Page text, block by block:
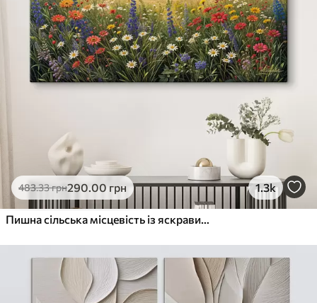
483.33грн290.00 грн 1.3k
Пишна сільська місцевість із яскравим лугом диких квітів, наповненим різнокольоровими квітами під хмарним небом